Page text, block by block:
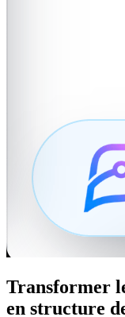
Transformer
en structure